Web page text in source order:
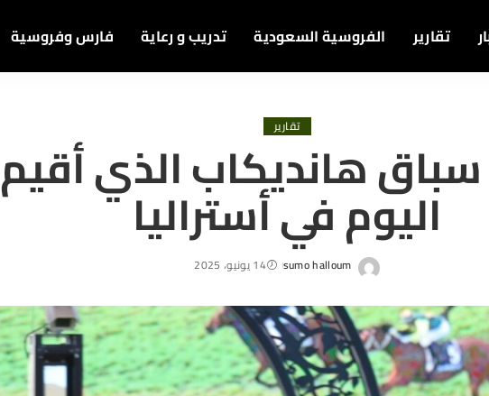
تقارير الفروسية السعودية تدريب و رعاية فارس وفروسية
تقارير
سباق هانديكاب الذي أقيم
اليوم في أستراليا
Posted
sumo halloum 14 يونيو، 2025